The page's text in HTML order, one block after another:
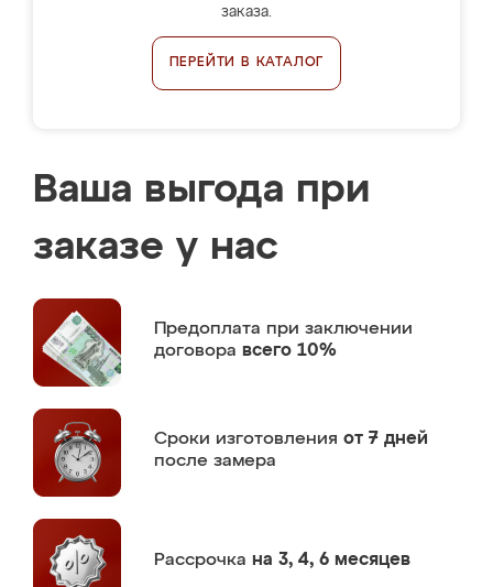
заказа.
ПЕРЕЙТИ В КАТАЛОГ
Ваша выгода при
заказе у нас
Предоплата при заключении
договора всего 10%
Сроки изготовления от 7 дней
после замера
Рассрочка на 3, 4, 6 месяцев